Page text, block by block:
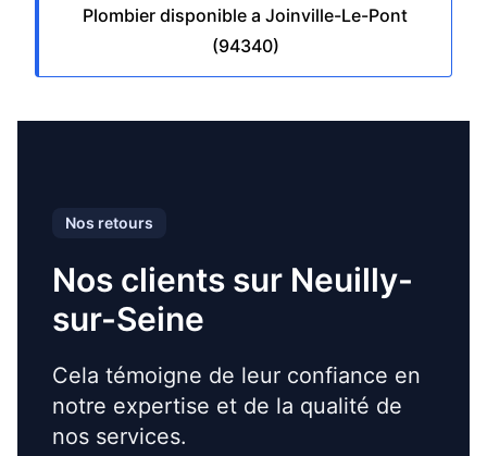
Plombier disponible a Joinville-Le-Pont
(94340)
Nos retours
Nos clients sur Neuilly-
sur-Seine
Cela témoigne de leur confiance en
notre expertise et de la qualité de
nos services.